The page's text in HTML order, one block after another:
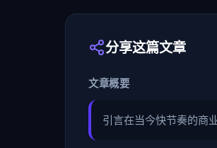
分享这篇文章
文章概要
引言在当今快节奏的商